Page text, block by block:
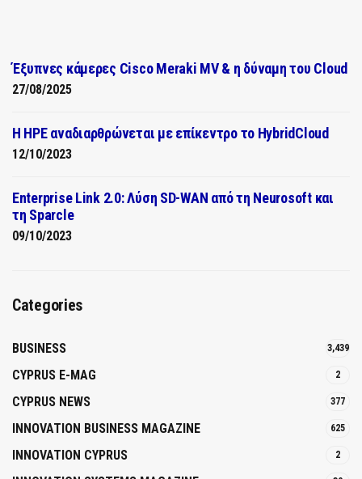
Έξυπνες κάμερες Cisco Meraki MV & η δύναμη του Cloud
27/08/2025
H HPE αναδιαρθρώνεται με επίκεντρο το HybridCloud
12/10/2023
Enterprise Link 2.0: Λύση SD-WAN από τη Neurosoft και
τη Sparcle
09/10/2023
Categories
BUSINESS 3,439
CYPRUS E-MAG 2
CYPRUS NEWS 377
INNOVATION BUSINESS MAGAZINE 625
INNOVATION CYPRUS 2